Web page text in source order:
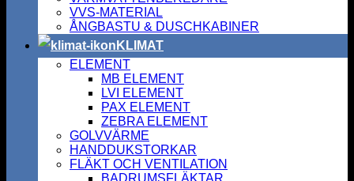
VVS-MATERIAL
ÅNGBASTU & DUSCHKABINER
KLIMAT
ELEMENT
MB ELEMENT
LVI ELEMENT
PAX ELEMENT
ZEBRA ELEMENT
GOLVVÄRME
HANDDUKSTORKAR
FLÄKT OCH VENTILATION
BADRUMSFLÄKTAR